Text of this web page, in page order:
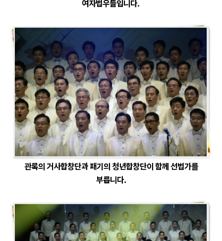
여자법우들입니다.
관록의 거사합창단과 패기의 청년합창단이 함께 선법가를
부릅니다.